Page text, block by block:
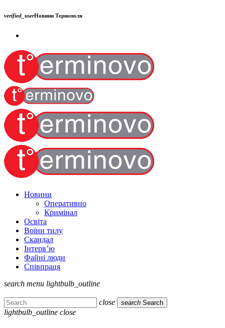
verified_userНовини Тернополя
Новини
Оперативно
Кримінал
Освіта
Воїни тилу
Скандал
Інтерв’ю
Файні люди
Співпраця
search menu lightbulb_outline
close search Search
lightbulb_outline close